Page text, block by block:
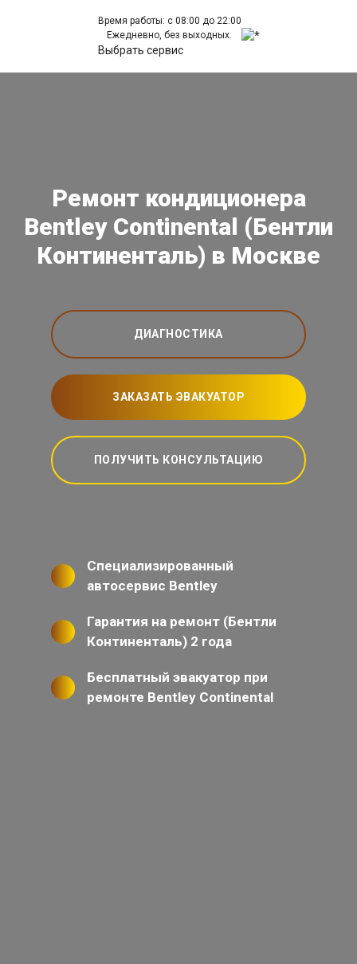
Время работы: с 08:00 до 22:00
Ежедневно, без выходных.
Выбрать сервис
Ремонт кондиционера
Bentley Continental (Бентли
Континенталь) в Москве
ДИАГНОСТИКА
ЗАКАЗАТЬ ЭВАКУАТОР
ПОЛУЧИТЬ КОНСУЛЬТАЦИЮ
Специализированный
автосервис Bentley
Гарантия на ремонт (Бентли
Континенталь) 2 года
Бесплатный эвакуатор при
ремонте Bentley Continental